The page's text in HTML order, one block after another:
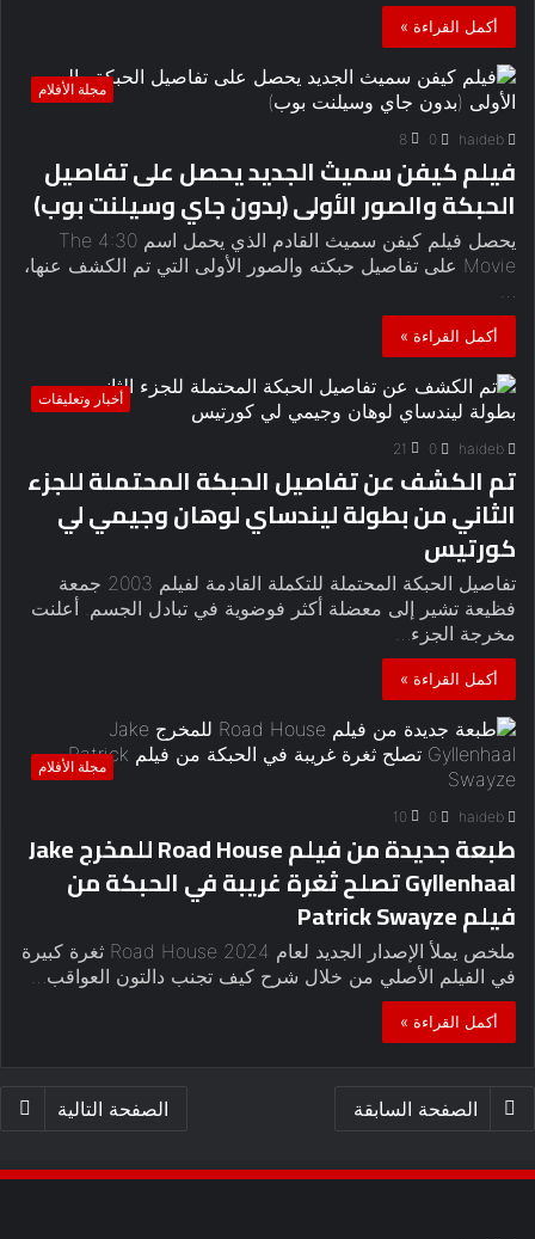
أكمل القراءة »
مجلة الأفلام
haideb
0
8
فيلم كيفن سميث الجديد يحصل على تفاصيل
الحبكة والصور الأولى (بدون جاي وسيلنت بوب)
يحصل فيلم كيفن سميث القادم الذي يحمل اسم The 4:30
Movie على تفاصيل حبكته والصور الأولى التي تم الكشف عنها،
أكمل القراءة »
أخبار وتعليقات
haideb
0
21
تم الكشف عن تفاصيل الحبكة المحتملة للجزء
الثاني من بطولة ليندساي لوهان وجيمي لي
كورتيس
تفاصيل الحبكة المحتملة للتكملة القادمة لفيلم 2003 جمعة
فظيعة تشير إلى معضلة أكثر فوضوية في تبادل الجسم. أعلنت
مخرجة الجزء…
أكمل القراءة »
مجلة الأفلام
haideb
0
10
طبعة جديدة من فيلم Road House للمخرج Jake
Gyllenhaal تصلح ثغرة غريبة في الحبكة من
فيلم Patrick Swayze
ملخص يملأ الإصدار الجديد لعام 2024 Road House ثغرة كبيرة
في الفيلم الأصلي من خلال شرح كيف تجنب دالتون العواقب…
أكمل القراءة »
الصفحة السابقة الصفحة التالية